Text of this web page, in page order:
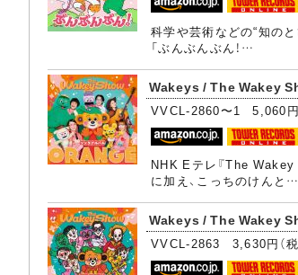
科学や芸術などの“知の
「ぶんぶんぶん！…
Wakeys / The Wakey
VVCL-2860〜1 5,060
NHK Eテレ『The
に加え、こっちのけんと…
Wakeys / The Wakey
VVCL-2863 3,630円（